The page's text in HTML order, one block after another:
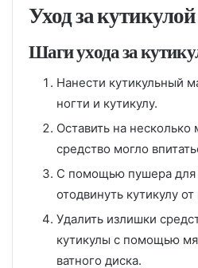
Уход за
Шаги ухода за
Нанести кутикульный
ногти и кутикулу.
Оставить на несколько
средство могло
С помощью пушера для
отодвинуть кутикулу от
Удалить излишки
кутикулы с помощью
ватного диска.